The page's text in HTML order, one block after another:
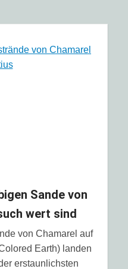
Sande von
wert sind
von Chamarel auf
Earth) landen
erstaunlichsten